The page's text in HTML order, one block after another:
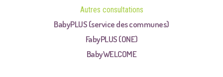
Autres consultations
BabyPLUS (service des communes)
FabyPLUS (ONE)
BabyWELCOME